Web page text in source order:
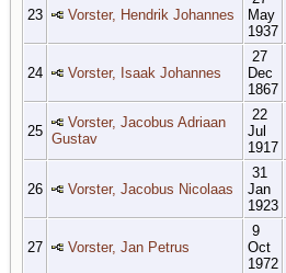
23 Vorster, Hendrik Johannes
May
1937
24 Vorster, Isaak Johannes
27
Dec
1867
25
Vorster, Jacobus Adriaan
Gustav
22
Jul
1917
26 Vorster, Jacobus Nicolaas
31
Jan
1923
27 Vorster, Jan Petrus
9
Oct
1972